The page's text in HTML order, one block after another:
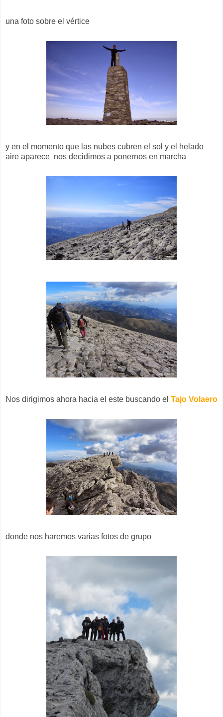
una foto sobre el vértice
y en el momento que las nubes cubren el sol y el helado
aire aparece nos decidimos a ponernos en marcha
Nos dirigimos ahora hacia el este buscando el Tajo Volaero
donde nos haremos varias fotos de grupo